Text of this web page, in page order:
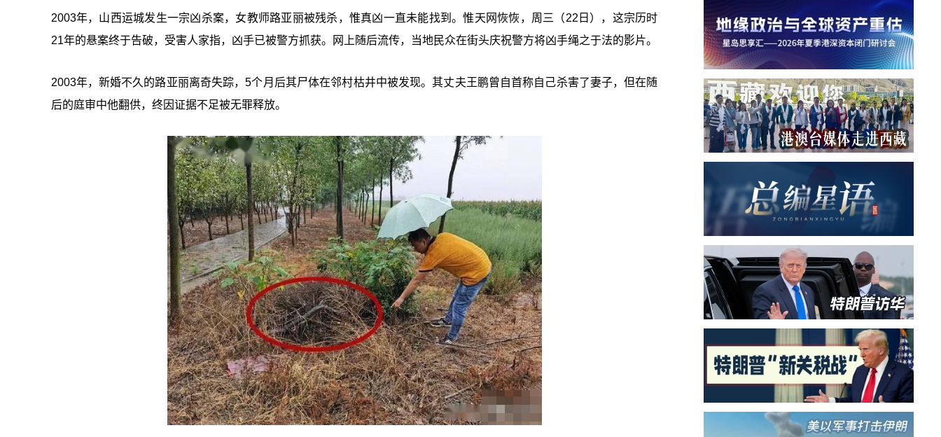
2003年，山西运城发生一宗凶杀案，女教师路亚丽被残杀，惟真凶一直未能找到。惟天网恢恢，周三（22日），这宗历时
21年的悬案终于告破，受害人家指，凶手已被警方抓获。网上随后流传，当地民众在街头庆祝警方将凶手绳之于法的影片。
2003年，新婚不久的路亚丽离奇失踪，5个月后其尸体在邻村枯井中被发现。其丈夫王鹏曾自首称自己杀害了妻子，但在随
后的庭审中他翻供，终因证据不足被无罪释放。